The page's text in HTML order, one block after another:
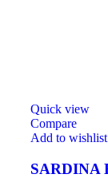
Quick view
Compare
Add to wishlist
SARDINA